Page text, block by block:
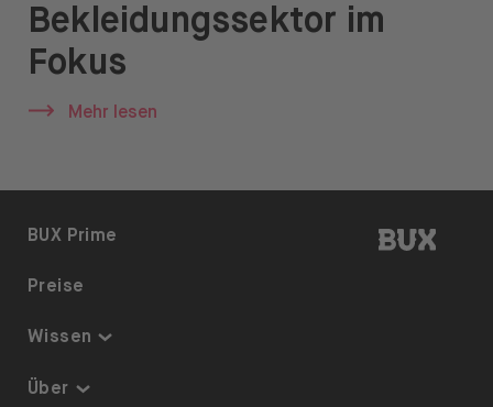
Bekleidungssektor im
Fokus
Mehr lesen
BUX |
BUX Prime
Preise
Wissen
Thematisch investieren
Über